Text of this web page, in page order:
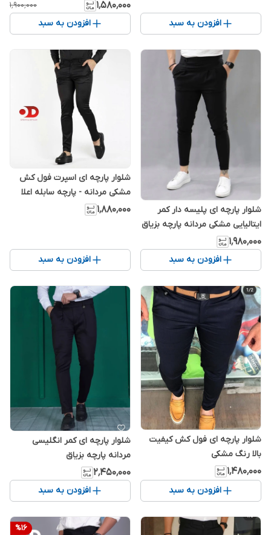
افزودن به سبد
2026
۱٬۵۸۰٬۰۰۰ ۱٬۹۰۰٬۰۰۰
افزودن به سبد
شلوار پارچه ای پلیسه دار کمر
ایتالیایی مشکی مردانه پارچه بزیاق
اعلا
۱٬۹۸۰٬۰۰۰
افزودن به سبد
شلوار پارچه ای اسپرت فول کش
مشکی مردانه - پارچه سابله اعلا
۱٬۸۸۰٬۰۰۰
افزودن به سبد
شلوار پارچه ای فول کش کیفیت
بالا رنگ مشکی
۱٬۴۸۰٬۰۰۰
افزودن به سبد
شلوار پارچه ای کمر انگلیسی
مردانه پارچه بزیاق
۲٬۴۵۰٬۰۰۰
افزودن به سبد
%16